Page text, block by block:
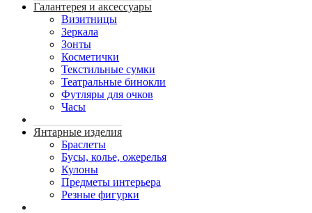
Галантерея и аксессуары
Визитницы
Зеркала
Зонты
Косметички
Текстильные сумки
Театральные бинокли
Футляры для очков
Часы
Янтарные изделия
Браслеты
Бусы, колье, ожерелья
Кулоны
Предметы интерьера
Резные фигурки